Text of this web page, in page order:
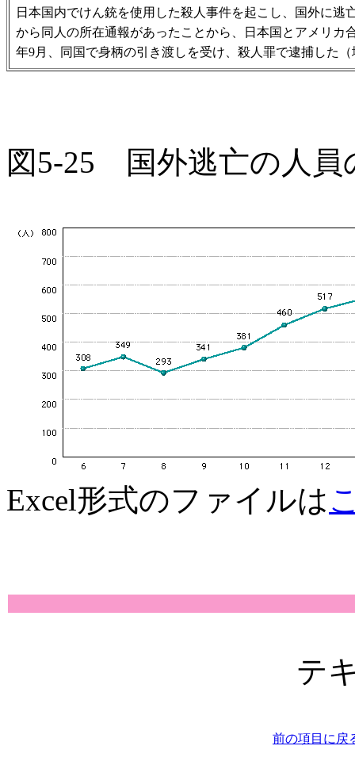
日本国内でけん銃を使用した殺人事件を起こし、国外に
から同人の所在通報があったことから、日本国とアメリカ
年9月、同国で身柄の引き渡しを受け、殺人罪で逮捕した
図5-25 国外逃亡の人員
Excel形式のファイルは
テ
前の項目に戻